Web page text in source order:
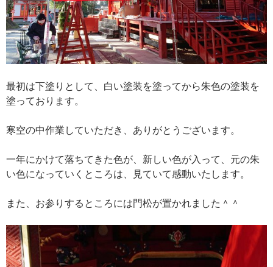
最初は下塗りとして、白い塗装を塗ってから朱色の塗装を
塗っております。
寒空の中作業していただき、ありがとうございます。
一年にかけて落ちてきた色が、新しい色が入って、元の朱
い色になっていくところは、見ていて感動いたします。
また、お参りするところには門松が置かれました＾＾